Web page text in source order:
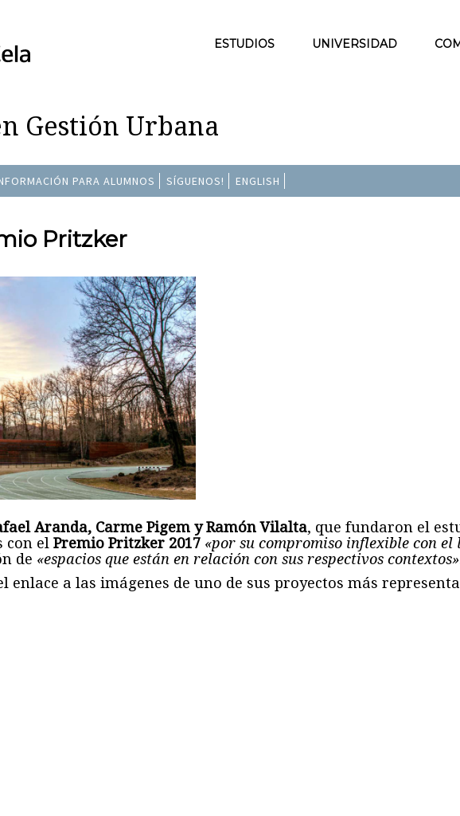
ESTUDIOS UNIVERSIDAD
Gestión Urbana
PARA ALUMNOS SÍGUENOS! ENGLISH
Pritzker
Aranda, Carme Pigem y Ramón Vilalta, que fundaron el
con el Premio Pritzker 2017 «por su compromiso inflexible con el
de «espacios que están en relación con sus respectivos contextos»
enlace a las imágenes de uno de sus proyectos más